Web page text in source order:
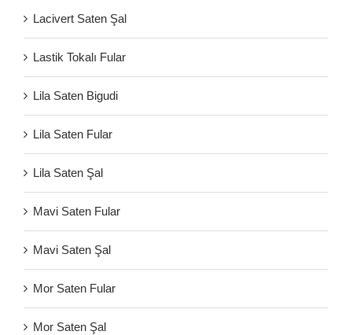
Lacivert Saten Şal
Lastik Tokalı Fular
Lila Saten Bigudi
Lila Saten Fular
Lila Saten Şal
Mavi Saten Fular
Mavi Saten Şal
Mor Saten Fular
Mor Saten Şal